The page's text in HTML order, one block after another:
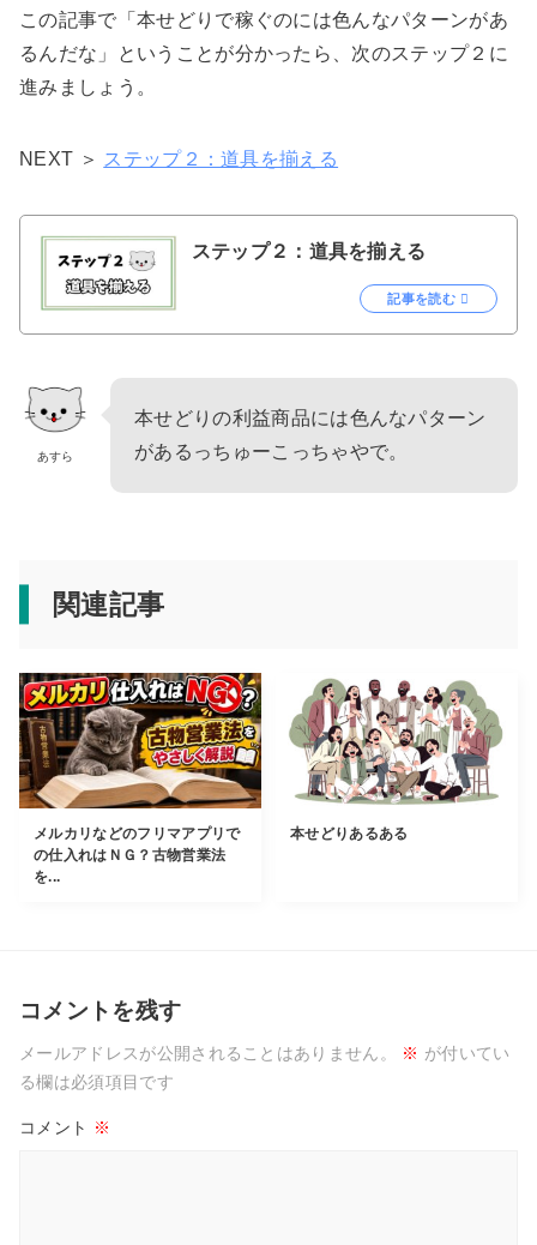
この記事で「本せどりで稼ぐのには色んなパターンがあ
るんだな」ということが分かったら、次のステップ２に
進みましょう。
NEXT ＞ ステップ２：道具を揃える
ステップ２：道具を揃える
記事を読む
あすら
本せどりの利益商品には色んなパターン
があるっちゅーこっちゃやで。
関連記事
メルカリなどのフリマアプリで
の仕入れはＮＧ？古物営業法
を...
本せどりあるある
コメントを残す
メールアドレスが公開されることはありません。 ※ が付いてい
る欄は必須項目です
コメント ※